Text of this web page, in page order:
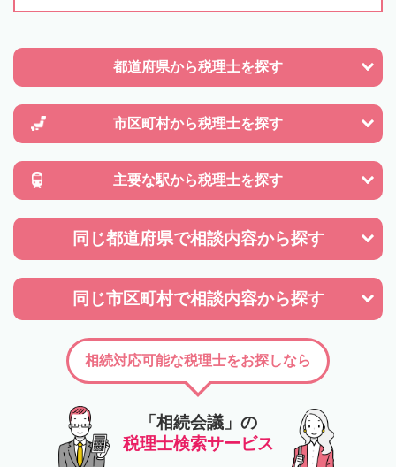
都道府県から税理士を探す
市区町村から税理士を探す
主要な駅から税理士を探す
同じ都道府県で相談内容から探す
同じ市区町村で相談内容から探す
「相続会議」の
税理士検索サービス
相続対応可能な税理士をお探しなら